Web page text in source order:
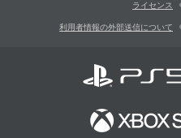
ライセンス
利用者情報の外部送信について